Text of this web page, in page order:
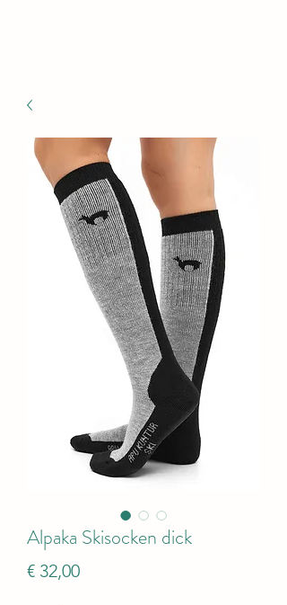
Alpaka Skisocken dick
€ 32,00Preis